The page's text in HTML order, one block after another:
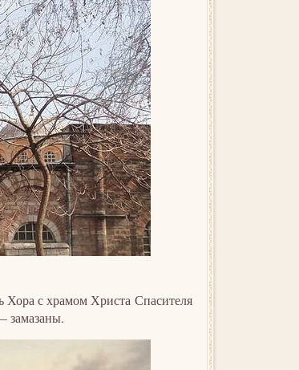
Хора с храмом Христа Спасителя
замазаны.